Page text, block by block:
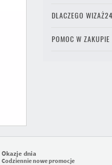
DLACZEGO WIZAŻ24
POMOC W ZAKUPIE
Okazje dnia
Codziennie nowe promocje